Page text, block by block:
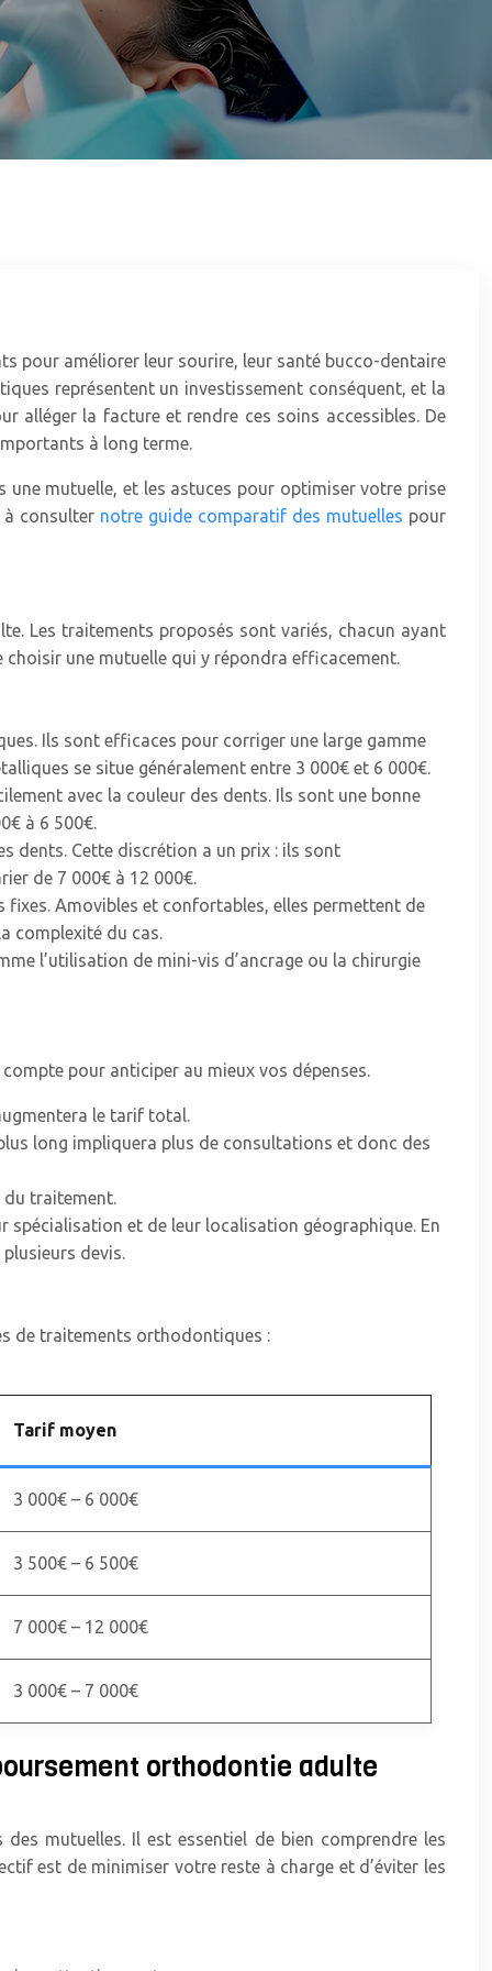
pour améliorer leur sourire, leur santé bucco-dentaire
représentent un investissement conséquent, et la
alléger la facture et rendre ces soins accessibles. De
à long terme.
une mutuelle, et les astuces pour optimiser votre prise
à consulter notre guide comparatif des mutuelles pour
Les traitements proposés sont variés, chacun ayant
choisir une mutuelle qui y répondra efficacement.
Ils sont efficaces pour corriger une large gamme
se situe généralement entre 3 000€ et 6 000€.
avec la couleur des dents. Ils sont une bonne
à 6 500€.
dents. Cette discrétion a un prix : ils sont
de 7 000€ à 12 000€.
Amovibles et confortables, elles permettent de
complexité du cas.
l’utilisation de mini-vis d’ancrage ou la chirurgie
pour anticiper au mieux vos dépenses.
le tarif total.
long impliquera plus de consultations et donc des
du traitement.
et de leur localisation géographique. En
devis.
de traitements orthodontiques :
Tarif moyen
3 000€ – 6 000€
3 500€ – 6 500€
7 000€ – 12 000€
3 000€ – 7 000€
orthodontie adulte
mutuelles. Il est essentiel de bien comprendre les
est de minimiser votre reste à charge et d’éviter les